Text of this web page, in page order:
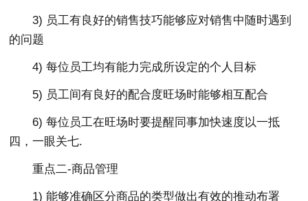
3) 员工有良好的销售技巧能够应对销售中随时遇到
的问题
4) 每位员工均有能力完成所设定的个人目标
5) 员工间有良好的配合度旺场时能够相互配合
6) 每位员工在旺场时要提醒同事加快速度以一抵
四，一眼关七.
重点二-商品管理
1) 能够准确区分商品的类型做出有效的推动布署